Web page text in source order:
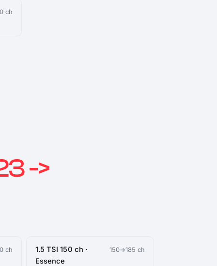
ch
->
ch
1.5 TSI 150 ch ·
Essence
150→185 ch